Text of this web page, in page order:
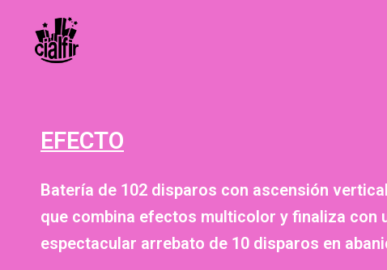
EFECTO
Batería de 102 disparos con ascensión
que combina efectos multicolor y finaliza con
espectacular arrebato de 10 disparos en